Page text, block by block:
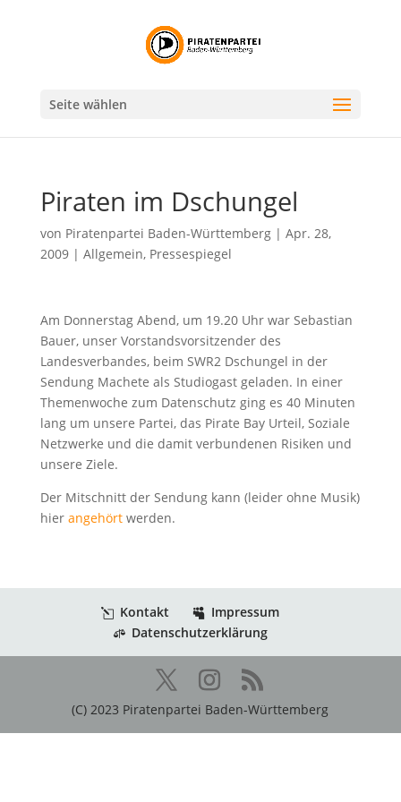
Seite wählen
Piraten im Dschungel
von Piratenpartei Baden-Württemberg| Apr. 28,
2009| Allgemein, Pressespiegel
Am Donnerstag Abend, um 19.20 Uhr war Sebastian
Bauer, unser Vorstandsvorsitzender des
Landesverbandes, beim SWR2 Dschungel in der
Sendung Machete als Studiogast geladen. In einer
Themenwoche zum Datenschutz ging es 40 Minuten
lang um unsere Partei, das Pirate Bay Urteil, Soziale
Netzwerke und die damit verbundenen Risiken und
unsere Ziele.
Der Mitschnitt der Sendung kann (leider ohne Musik)
hier angehörtwerden.
Kontakt
Impressum
Datenschutzerklärung
(C) 2023 Piratenpartei Baden-Württemberg